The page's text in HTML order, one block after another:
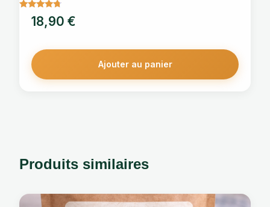
Note18,90 €
Ajouter au panier
Produits similaires
Ce